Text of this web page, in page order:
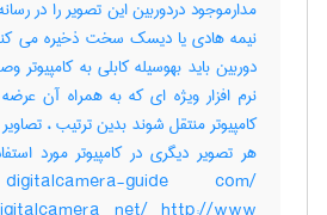
مدارموجود دردوربین این تصویر را در
نیمه هادی یا دیسک سخت ذخیره می
دوربین باید بهوسیله کابلی به کامپیوتر
نرم افزار ویژه ای که به همراه آن
کامپیوتر منتقل شوند بدین ترتیب ،
هر تصویر دیگری در کامپیوتر مورد
guide com/